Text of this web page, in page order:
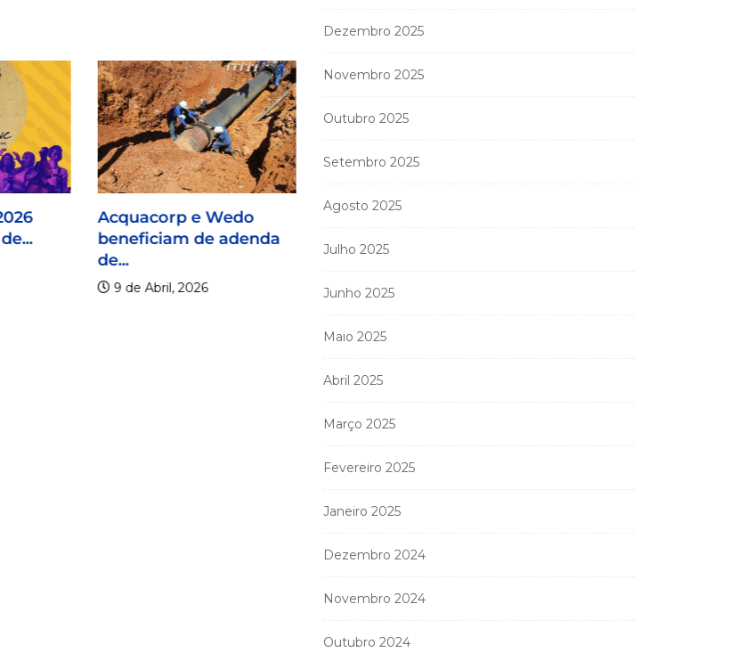
Acquacorp e Wedo
beneficiam de adenda
de...
9 de Abril, 2026
Ministério Público
apartamentos...
Dezembro 2025
Novembro 2025
Outubro 2025
Setembro 2025
Agosto 2025
Julho 2025
Junho 2025
Maio 2025
Abril 2025
Março 2025
Fevereiro 2025
Janeiro 2025
Dezembro 2024
Novembro 2024
Outubro 2024